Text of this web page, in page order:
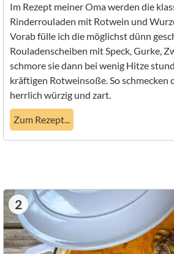
Im Rezept meiner Oma werden die
Rinderrouladen mit Rotwein und
Vorab fülle ich die möglichst dünn
Rouladenscheiben mit Speck, Gurke,
schmore sie dann bei wenig Hitze
kräftigen Rotweinsoße. So schmecken
herrlich würzig und zart.
Zum Rezept...
2